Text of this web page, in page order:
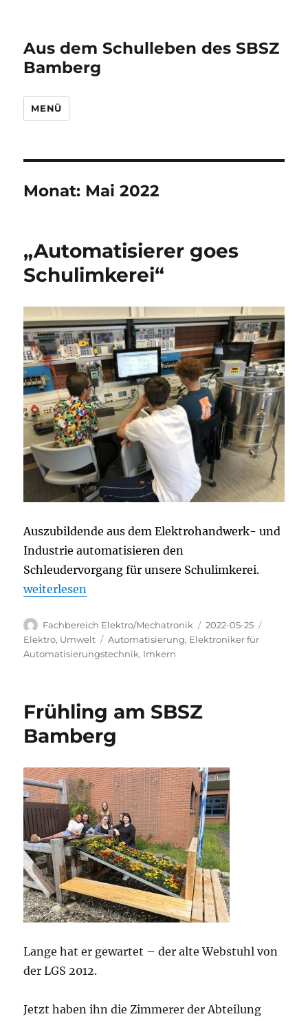
Aus dem Schulleben des SBSZ
Bamberg
MENÜ
Monat: Mai 2022
„Automatisierer goes
Schulimkerei“
Auszubildende aus dem Elektrohandwerk- und
Industrie automatisieren den
Schleudervorgang für unsere Schulimkerei.
„„Automatisierer goes Schulimkerei““
weiterlesen
Autor
Fachbereich Elektro/Mechatronik
Veröffentlicht
am
2022-05-25
Elektro, Umwelt Schlagwörter
Automatisierung, Elektroniker für
Automatisierungstechnik, Imkern
Frühling am SBSZ
Bamberg
Lange hat er gewartet – der alte Webstuhl von
der LGS 2012.
Jetzt haben ihn die Zimmerer der Abteilung